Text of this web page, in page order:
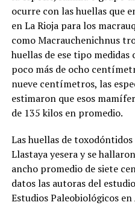
ocurre con las huellas que
en La Rioja para los
como Macrauchenichnus
huellas de ese tipo
poco más de ocho
nueve centímetros, las
estimaron que esos
de 135 kilos en promedio.
Las huellas de
Llastaya yesera y se
ancho promedio de siete
datos las autoras del
Estudios Paleobiológicos